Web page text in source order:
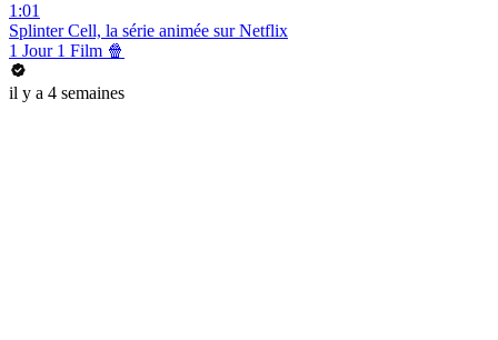
1:01
Splinter Cell, la série animée sur Netflix
1 Jour 1 Film 🍿
il y a 4 semaines